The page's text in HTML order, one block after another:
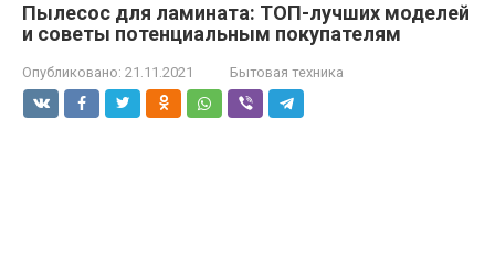
Пылесос для ламината: ТОП-лучших моделей
и советы потенциальным покупателям
Опубликовано: 21.11.2021 Бытовая техника